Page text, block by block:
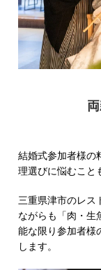
結婚式参加者様の
理選びに悩むこと
三重県津市のレス
ながらも「肉・生
能な限り参加者様
します。